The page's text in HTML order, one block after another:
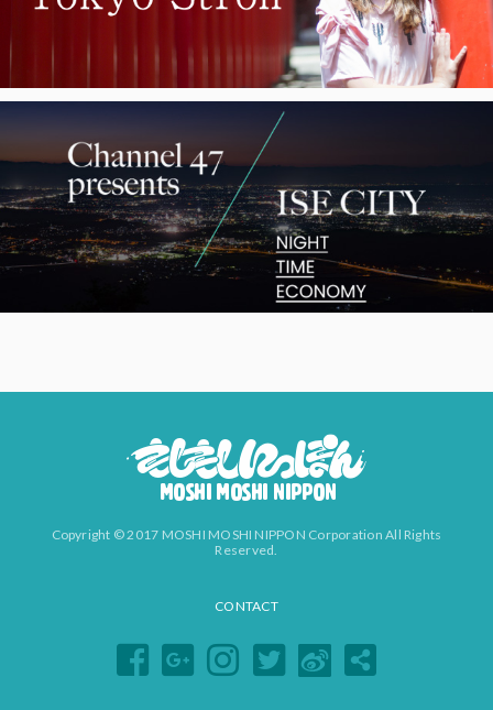
Copyright © 2017 MOSHI MOSHI NIPPON Corporation All Rights
Reserved.
CONTACT